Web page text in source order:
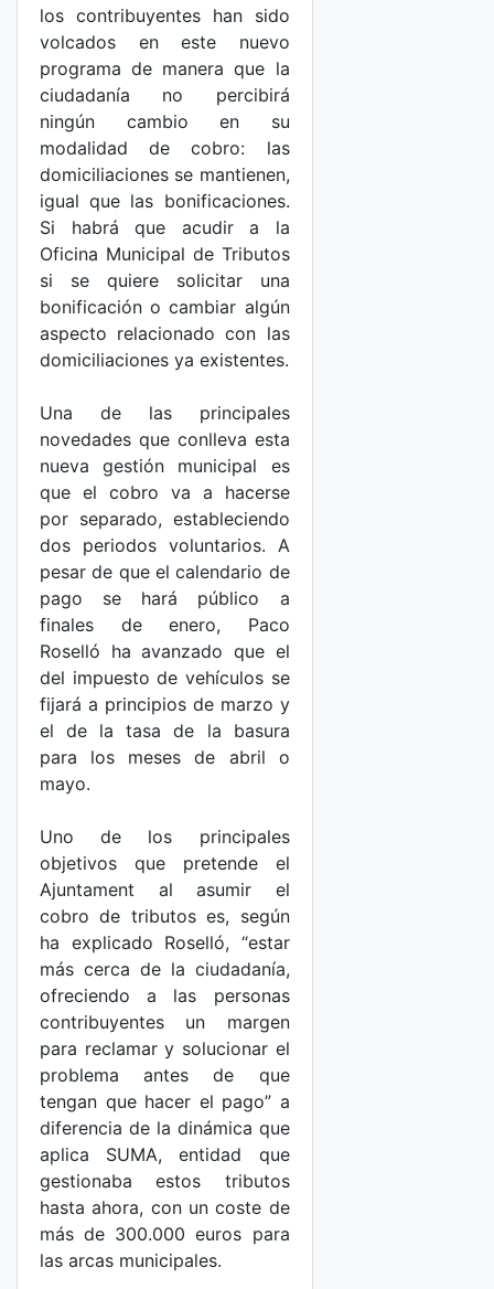
los contribuyentes han sido
volcados en este nuevo
programa de manera que la
ciudadanía no percibirá
ningún cambio en su
modalidad de cobro: las
domiciliaciones se mantienen,
igual que las bonificaciones.
Si habrá que acudir a la
Oficina Municipal de Tributos
si se quiere solicitar una
bonificación o cambiar algún
aspecto relacionado con las
domiciliaciones ya existentes.
Una de las principales
novedades que conlleva esta
nueva gestión municipal es
que el cobro va a hacerse
por separado, estableciendo
dos periodos voluntarios. A
pesar de que el calendario de
pago se hará público a
finales de enero, Paco
Roselló ha avanzado que el
del impuesto de vehículos se
fijará a principios de marzo y
el de la tasa de la basura
para los meses de abril o
mayo.
Uno de los principales
objetivos que pretende el
Ajuntament al asumir el
cobro de tributos es, según
ha explicado Roselló, “estar
más cerca de la ciudadanía,
ofreciendo a las personas
contribuyentes un margen
para reclamar y solucionar el
problema antes de que
tengan que hacer el pago” a
diferencia de la dinámica que
aplica SUMA, entidad que
gestionaba estos tributos
hasta ahora, con un coste de
más de 300.000 euros para
las arcas municipales.